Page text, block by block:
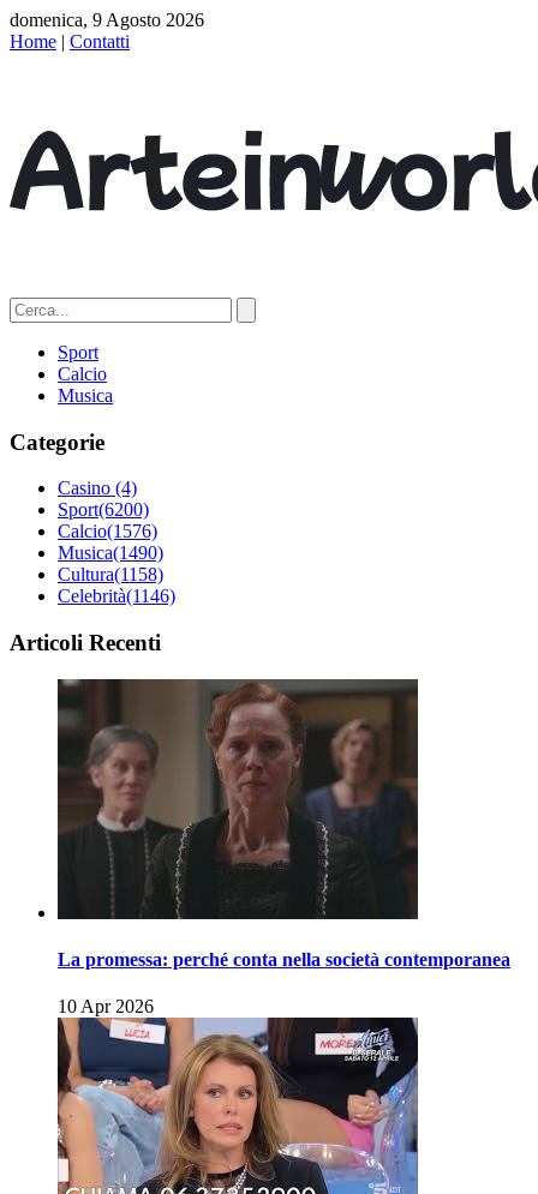
domenica, 9 Agosto 2026
Home | Contatti
Sport
Calcio
Musica
Categorie
Casino (4)
Sport(6200)
Calcio(1576)
Musica(1490)
Cultura(1158)
Celebrità(1146)
Articoli Recenti
La promessa: perché conta nella società contemporanea
10 Apr 2026